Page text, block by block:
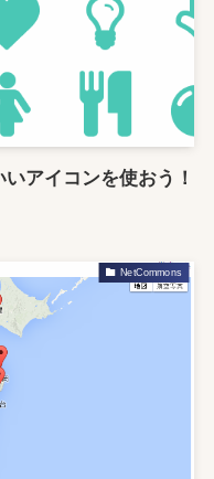
アイコンを使おう！
NetCommons